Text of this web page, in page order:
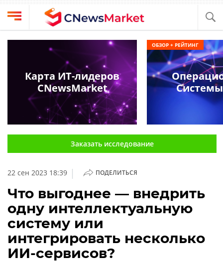
Выбрать
провайдера
Компании
обзоры
О
проекте
CNews
Аналитика
Конференции
CNews
Конференции
Техника
Заказать исследование
22 сен 2023 18:39 | ПОДЕЛИТЬСЯ
Что выгоднее — внедрить
одну интеллектуальную
систему или
интегрировать несколько
ИИ-сервисов?
Карта ИТ-лидеров
CNewsMarket
Системы
ОБЗОР + РЕЙТИНГ